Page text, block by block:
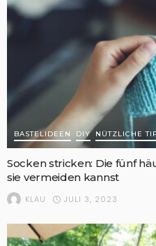
BASTELIDEEN DIY NÜTZLICHE
Socken stricken: Die fünf
sie vermeiden kannst
KLAU JULI 3, 2023